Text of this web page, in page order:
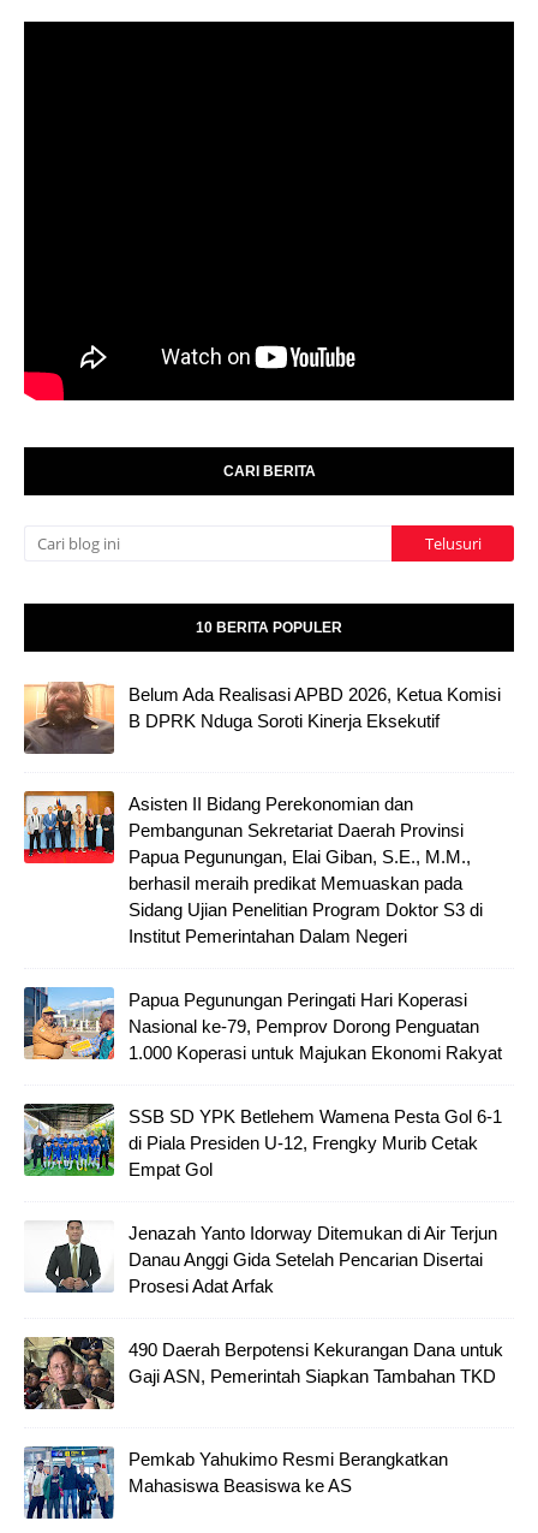
CARI BERITA
10 BERITA POPULER
Belum Ada Realisasi APBD 2026, Ketua Komisi
B DPRK Nduga Soroti Kinerja Eksekutif
Asisten II Bidang Perekonomian dan
Pembangunan Sekretariat Daerah Provinsi
Papua Pegunungan, Elai Giban, S.E., M.M.,
berhasil meraih predikat Memuaskan pada
Sidang Ujian Penelitian Program Doktor S3 di
Institut Pemerintahan Dalam Negeri
Papua Pegunungan Peringati Hari Koperasi
Nasional ke-79, Pemprov Dorong Penguatan
1.000 Koperasi untuk Majukan Ekonomi Rakyat
SSB SD YPK Betlehem Wamena Pesta Gol 6-1
di Piala Presiden U-12, Frengky Murib Cetak
Empat Gol
Jenazah Yanto Idorway Ditemukan di Air Terjun
Danau Anggi Gida Setelah Pencarian Disertai
Prosesi Adat Arfak
490 Daerah Berpotensi Kekurangan Dana untuk
Gaji ASN, Pemerintah Siapkan Tambahan TKD
Pemkab Yahukimo Resmi Berangkatkan
Mahasiswa Beasiswa ke AS